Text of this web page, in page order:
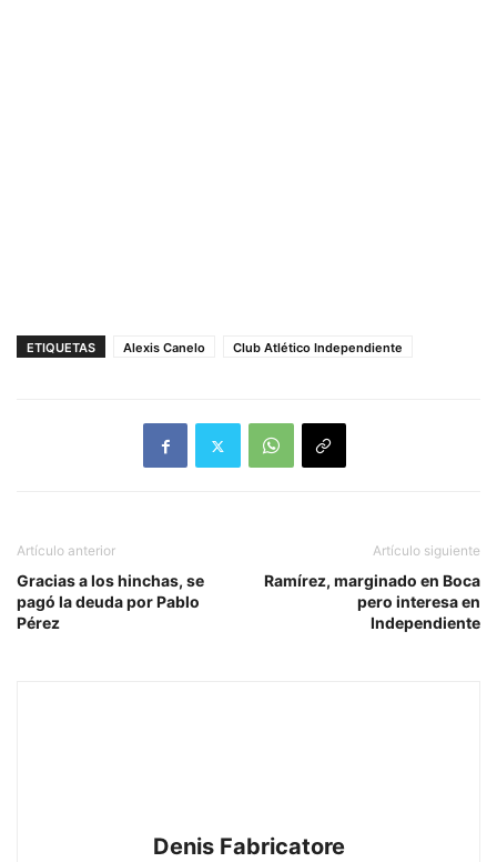
ETIQUETAS Alexis Canelo Club Atlético Independiente
Artículo anterior
Gracias a los hinchas, se
pagó la deuda por Pablo
Pérez
Artículo siguiente
Ramírez, marginado en Boca
pero interesa en
Independiente
Denis Fabricatore